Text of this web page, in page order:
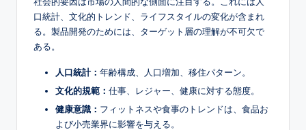
口統計、文化的トレンド、ライフスタイルの変化が含まれ
る。製品開発のためには、ターゲット層の理解が不可欠で
ある。
人口統計： 年齢構成、人口増加、移住パターン。
文化的規範： 仕事、レジャー、健康に対する態度。
健康意識： フィットネスや食事のトレンドは、食品お
よび小売業界に影響を与える。